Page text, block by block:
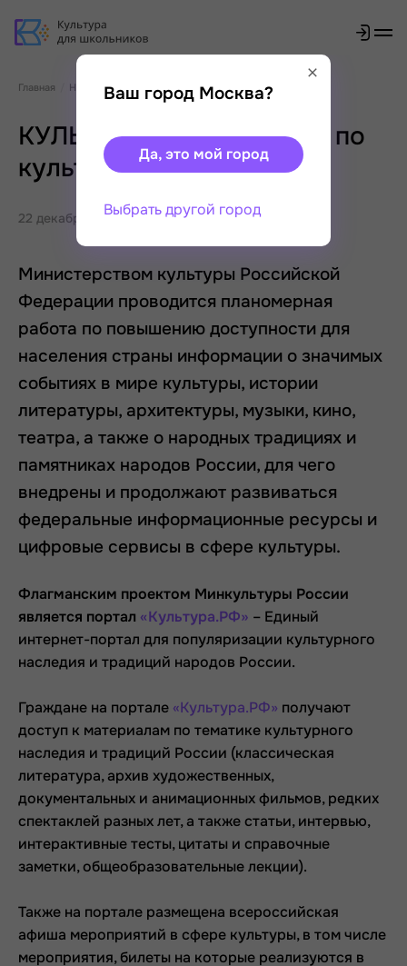
Главная Новости
КУЛЬТУРА.РФ – твой гид по
культуре
22 декабря 2025
Министерством культуры Российской
Федерации проводится планомерная
работа по повышению доступности для
населения страны информации о значимых
событиях в мире культуры, истории
литературы, архитектуры, музыки, кино,
театра, а также о народных традициях и
памятниках народов России, для чего
внедрены и продолжают развиваться
федеральные информационные ресурсы и
цифровые сервисы в сфере культуры.
Флагманским проектом Минкультуры России
является портал «Культура.РФ» – Единый
интернет-портал для популяризации культурного
наследия и традиций народов России.
Граждане на портале «Культура.РФ» получают
доступ к материалам по тематике культурного
наследия и традиций России (классическая
литература, архив художественных,
документальных и анимационных фильмов, редких
спектаклей разных лет, а также статьи, интервью,
интерактивные тесты, цитаты и справочные
заметки, общеобразовательные лекции).
Также на портале размещена всероссийская
афиша мероприятий в сфере культуры, в том числе
мероприятия, билеты на которые реализуются в
Ваш город Москва?
Да, это мой город
Выбрать другой город